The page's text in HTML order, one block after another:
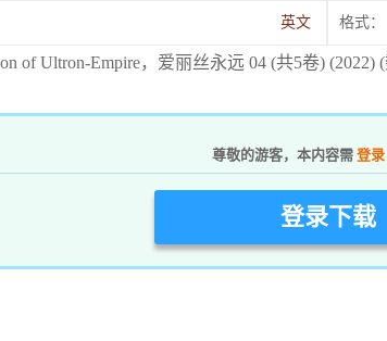
英文 格式：
of Ultron-Empire，爱丽丝永远 04 (共5卷)
尊敬的游客，本内容需 登录
登录下载